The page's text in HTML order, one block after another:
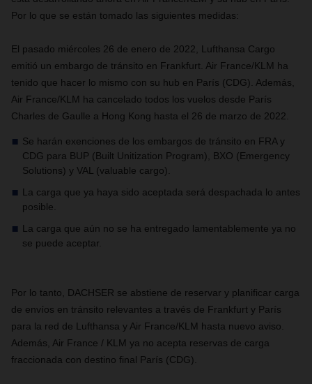
Por lo que se están tomado las siguientes medidas:
El pasado miércoles 26 de enero de 2022, Lufthansa Cargo
emitió un embargo de tránsito en Frankfurt. Air France/KLM ha
tenido que hacer lo mismo con su hub en París (CDG). Además,
Air France/KLM ha cancelado todos los vuelos desde París
Charles de Gaulle a Hong Kong hasta el 26 de marzo de 2022.
Se harán exenciones de los embargos de tránsito en FRA y
CDG para BUP (Built Unitization Program), BXO (Emergency
Solutions) y VAL (valuable cargo).
La carga que ya haya sido aceptada será despachada lo antes
posible.
La carga que aún no se ha entregado lamentablemente ya no
se puede aceptar.
Por lo tanto, DACHSER se abstiene de reservar y planificar carga
de envíos en tránsito relevantes a través de Frankfurt y París
para la red de Lufthansa y Air France/KLM hasta nuevo aviso.
Además, Air France / KLM ya no acepta reservas de carga
fraccionada con destino final París (CDG).